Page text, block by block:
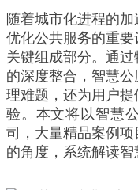
随着城市化进程的加
优化公共服务的重
关键组成部分。通
的深度整合，智慧
理难题，还为用户
验。本文将以智慧
司，大量精品案例
的角度，系统解读智